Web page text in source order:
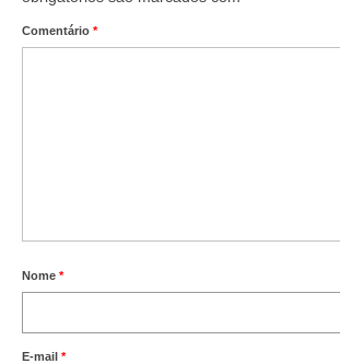
Comentário *
Nome *
E-mail *